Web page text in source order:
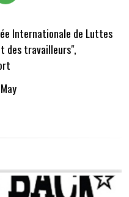
Internationale de Luttes
des travailleurs",